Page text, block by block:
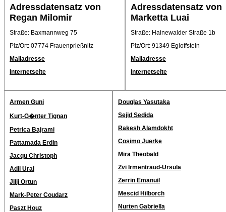
Adressdatensatz von
Regan Milomir
Straße: Baxmannweg 75
Plz/Ort: 07774 Frauenprießnitz
Mailadresse
Internetseite
Adressdatensatz von
Marketta Luai
Straße: Hainewalder Straße 1b
Plz/Ort: 91349 Egloffstein
Mailadresse
Internetseite
Armen Guni
Kurt-G�nter Tignan
Petrica Bajrami
Pattamada Erdin
Jacqu Christoph
Adil Ural
Jilji Ortun
Mark-Peter Coudarz
Paszt Houz
Douglas Yasutaka
Sejid Sedida
Rakesh Alamdokht
Cosimo Juerke
Mira Theobald
Zvi Irmentraud-Ursula
Zerrin Emanuil
Mescid Hilborch
Nurten Gabriella